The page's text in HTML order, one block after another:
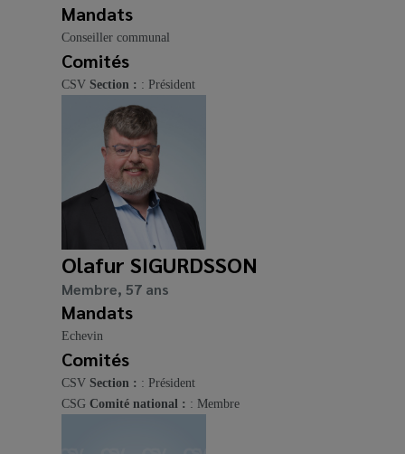
Mandats
Conseiller communal
Comités
CSV Section : : Président
Olafur SIGURDSSON
Membre, 57 ans
Mandats
Echevin
Comités
CSV Section : : Président
CSG Comité national : : Membre